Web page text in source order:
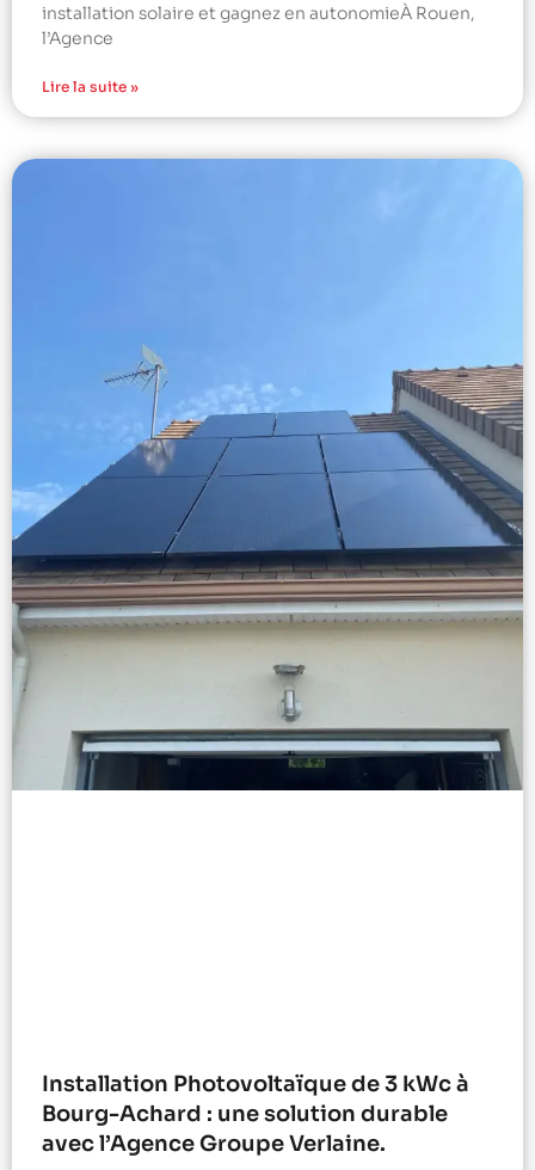
installation solaire et gagnez en autonomieÀ Rouen,
l’Agence
Lire la suite »
Installation Photovoltaïque de 3 kWc à
Bourg-Achard : une solution durable
avec l’Agence Groupe Verlaine.